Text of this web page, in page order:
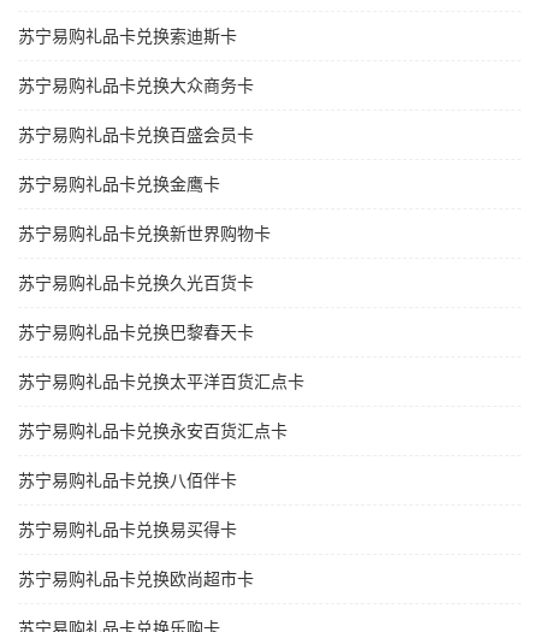
苏宁易购礼品卡兑换索迪斯卡
苏宁易购礼品卡兑换大众商务卡
苏宁易购礼品卡兑换百盛会员卡
苏宁易购礼品卡兑换金鹰卡
苏宁易购礼品卡兑换新世界购物卡
苏宁易购礼品卡兑换久光百货卡
苏宁易购礼品卡兑换巴黎春天卡
苏宁易购礼品卡兑换太平洋百货汇点卡
苏宁易购礼品卡兑换永安百货汇点卡
苏宁易购礼品卡兑换八佰伴卡
苏宁易购礼品卡兑换易买得卡
苏宁易购礼品卡兑换欧尚超市卡